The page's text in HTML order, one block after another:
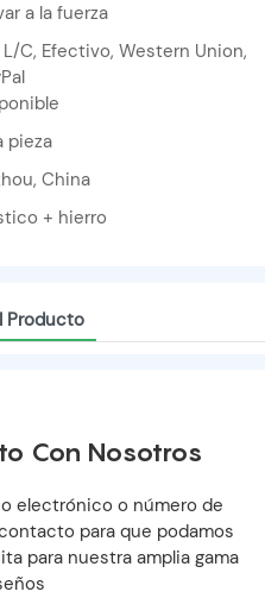
a la fuerza
L/C, Efectivo, Western Union,
pieza
China
+ hierro
Producto
Con Nosotros
electrónico o número de
para que podamos
para nuestra amplia gama